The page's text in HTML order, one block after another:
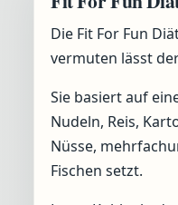
Die Fit For Fun
vermuten lässt
Sie basiert auf
Nudeln, Reis,
Nüsse,
Fischen setzt.